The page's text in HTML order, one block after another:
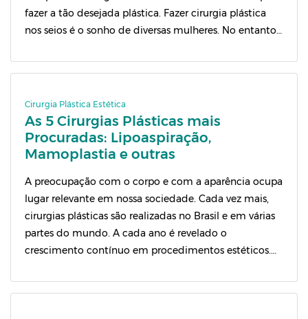
fazer a tão desejada plástica. Fazer cirurgia plástica
nos seios é o sonho de diversas mulheres. No entanto,
Cirurgia Plástica Estética
As 5 Cirurgias Plásticas mais
Procuradas: Lipoaspiração,
Mamoplastia e outras
A preocupação com o corpo e com a aparência ocupa
lugar relevante em nossa sociedade. Cada vez mais,
cirurgias plásticas são realizadas no Brasil e em várias
partes do mundo. A cada ano é revelado o
crescimento contínuo em procedimentos estéticos.
procedimento são inúmeros. Mulheres e homens […]